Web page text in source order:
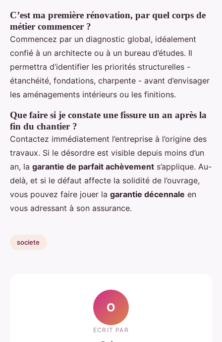
C’est ma première rénovation, par quel corps de
métier commencer ?
Commencez par un diagnostic global, idéalement
confié à un architecte ou à un bureau d’études. Il
permettra d’identifier les priorités structurelles -
étanchéité, fondations, charpente - avant d’envisager
les aménagements intérieurs ou les finitions.
Que faire si je constate une fissure un an après la
fin du chantier ?
Contactez immédiatement l’entreprise à l’origine des
travaux. Si le désordre est visible depuis moins d’un
an, la garantie de parfait achèvement s’applique. Au-
delà, et si le défaut affecte la solidité de l’ouvrage,
vous pouvez faire jouer la garantie décennale en
vous adressant à son assurance.
societe
O
ECRIT PAR